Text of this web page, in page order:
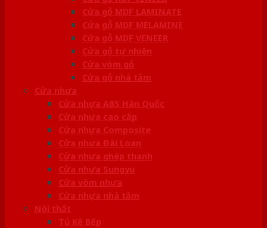
Cửa gỗ MDF LAMINATE
Cửa gỗ MDF MELAMINE
Cửa gỗ MDF VENEER
Cửa gỗ tự nhiên
Cửa vòm gỗ
Cửa gỗ nhà tắm
Cửa nhựa
Cửa nhựa ABS Hàn Quốc
Cửa nhựa cao cấp
Cửa nhựa Composite
Cửa nhựa Đài Loan
Cửa nhựa ghép thanh
Cửa nhựa Sungyu
Cửa vòm nhựa
Cửa nhựa nhà tắm
Nội thất
Tủ Kệ Bếp